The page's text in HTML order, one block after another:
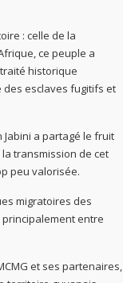
: celle de la
ce peuple a
historique
des esclaves fugitifs et
Jabini a partagé le fruit
transmission de cet
peu valorisée.
migratoires des
principalement entre
et ses partenaires,